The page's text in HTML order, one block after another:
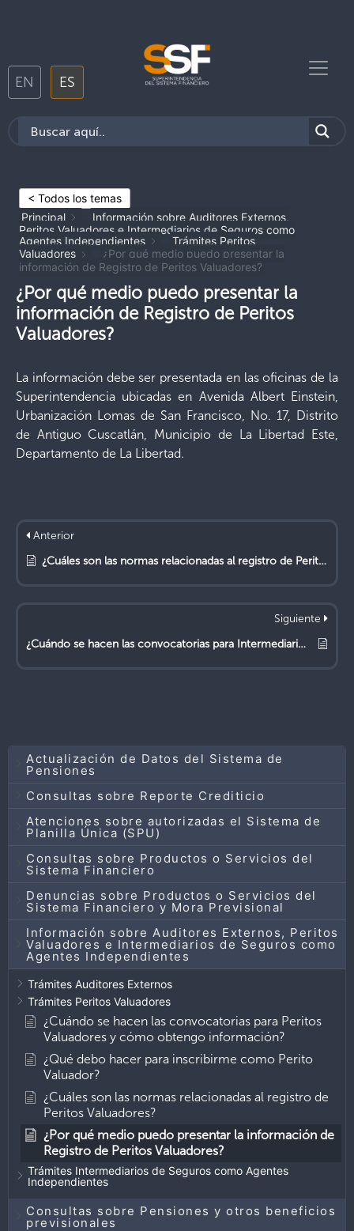
EN ES
Actualización de Datos del Sistema de
Pensiones
Consultas sobre Reporte Crediticio
Atenciones sobre autorizadas el Sistema de
Planilla Única (SPU)
Consultas sobre Productos o Servicios del
Sistema Financiero
Denuncias sobre Productos o Servicios del
Sistema Financiero y Mora Previsional
Información sobre Auditores Externos, Peritos
Valuadores e Intermediarios de Seguros como
Agentes Independientes
Trámites Auditores Externos
Trámites Peritos Valuadores
¿Cuándo se hacen las convocatorias para Peritos
Valuadores y cómo obtengo información?
¿Qué debo hacer para inscribirme como Perito
Valuador?
¿Cuáles son las normas relacionadas al registro de
Peritos Valuadores?
¿Por qué medio puedo presentar la información de
Registro de Peritos Valuadores?
Trámites Intermediarios de Seguros como Agentes
Independientes
Consultas sobre Pensiones y otros beneficios
previsionales
< Todos los temas
Principal
Información sobre Auditores Externos,
Peritos Valuadores e Intermediarios de Seguros como
Agentes Independientes
Trámites Peritos
Valuadores
¿Por qué medio puedo presentar la
información de Registro de Peritos Valuadores?
¿Por qué medio puedo presentar la
información de Registro de Peritos
Valuadores?
La información debe ser presentada en las oficinas de la
Superintendencia ubicadas en Avenida Albert Einstein,
Urbanización Lomas de San Francisco, No. 17, Distrito
de Antiguo Cuscatlán, Municipio de La Libertad Este,
Departamento de La Libertad.
Anterior
¿Cuáles son las normas relacionadas al registro de Peritos Valuadores?
Siguiente
¿Cuándo se hacen las convocatorias para Intermediarios de Seguros y cómo obtengo información?